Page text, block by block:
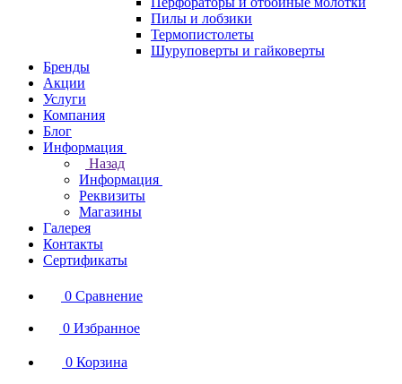
Пилы и лобзики
Термопистолеты
Шуруповерты и гайковерты
Бренды
Акции
Услуги
Компания
Блог
Информация
Назад
Информация
Реквизиты
Магазины
Галерея
Контакты
Сертификаты
0 Сравнение
0 Избранное
0 Корзина